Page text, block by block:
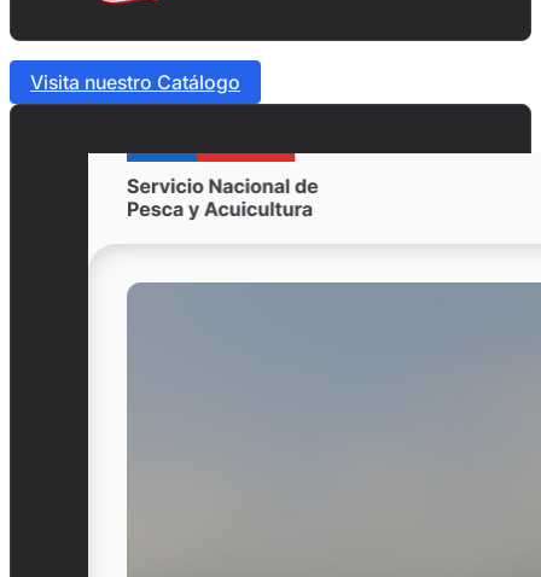
Visita nuestro Catálogo